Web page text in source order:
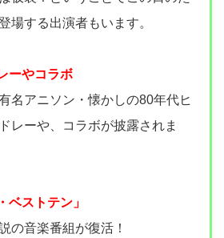
場する出演者もいます。
ーやコラボ
名アニソン・懐かしの80年代ヒ
レーや、コラボが披露されま
ストテン」
の音楽番組が復活！